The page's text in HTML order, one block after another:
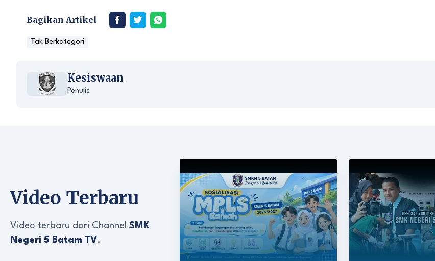
Bagikan Artikel
Tak Berkategori
Kesiswaan
Penulis
Video Terbaru
Video terbaru dari Channel SMK
Negeri 5 Batam TV.